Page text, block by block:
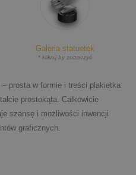
Galeria statuetek
* kliknij by zobaczyć
prosta w formie i treści plakietka
prostokąta. Całkowicie
szansę i możliwości inwencji
graficznych.